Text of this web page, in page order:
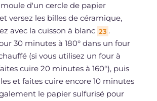
d'un cercle de papier
et versez les billes de céramique,
avec la cuisson à blanc 23 .
30 minutes à 180° dans un four
(si vous utilisez un four à
cuire 20 minutes à 160°), puis
et faites cuire encore 10 minutes
le papier sulfurisé pour